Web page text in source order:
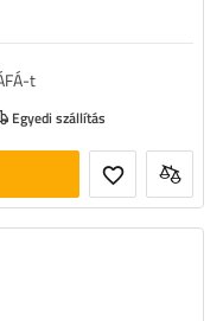
t
Egyedi szállítás